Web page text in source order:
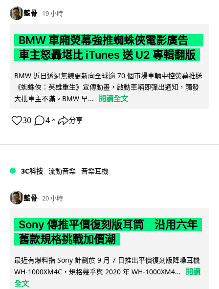
藍骨 19 小時
BMW 車廂熒幕強推蜘蛛俠電影廣告
車主怒轟堪比 iTunes 送 U2 專輯翻版
BMW 近日透過無線更新向全球逾 70 個市場車輛中控熒幕推送
《蜘蛛俠：英雄重生》宣傳動畫，啟動車輛即彈出通知，觸發
大批車主不滿。BMW 早...
閱讀全文
30 4 ↗ 分享
3C科技 流動音樂 音樂耳機
藍骨 20 小時
Sony 傳推平價復刻版耳筒 沿用六年
舊款規格挑戰加價潮
最近有爆料指 Sony 計劃於 9 月 7 日推出平價復刻版降噪耳機
WH-1000XM4C，規格幾乎與 2020 年 WH-1000XM4...
閱讀
全文